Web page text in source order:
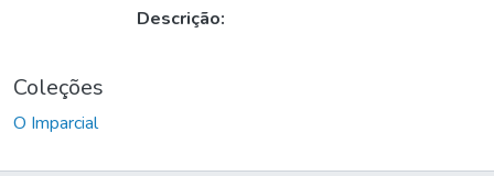
Descrição:
Coleções
O Imparcial